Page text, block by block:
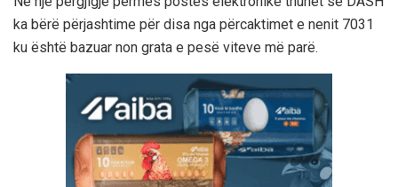
ka bërë përjashtime për disa nga përcaktimet e nenit 7031
ku është bazuar non grata e pesë viteve më parë.